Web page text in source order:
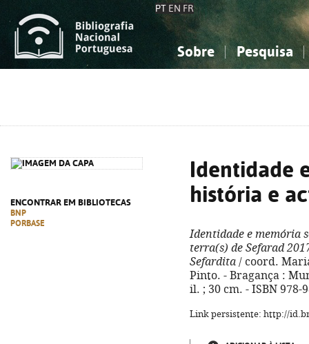
PT EN FR
Sobre Pesquisa
ENCONTRAR EM BIBLIOTECAS
BNP
PORBASE
Identidade
história e
Identidade e memória
terra(s) de Sefarad
Sefardita / coord.
Pinto. - Bragança :
il. ; 30 cm. - ISBN 978-
Link persistente: http://